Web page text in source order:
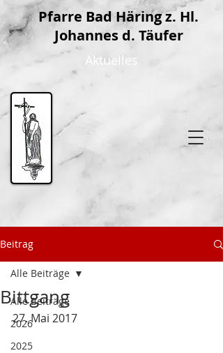
Pfarre Bad Häring z. Hl.
Johannes d. Täufer
Aktuelles
Beitrag
Alle Beiträge
2026
2025
Alle Beiträge
Bittgang
27. Mai 2017